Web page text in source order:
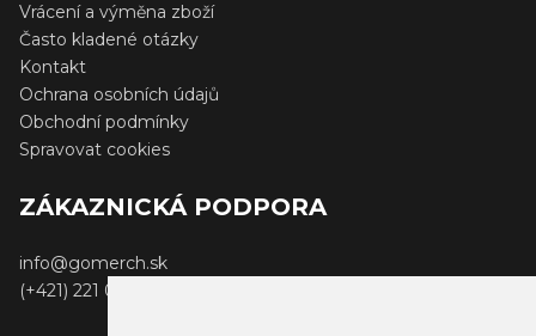
Vrácení a výměna zboží
Často kladené otázky
Kontakt
Ochrana osobních údajů
Obchodní podmínky
Spravovat cookies
ZÁKAZNICKÁ PODPORA
info@gomerch.sk
(+421) 221 001 000